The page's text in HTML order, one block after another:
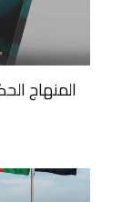
المنهاج